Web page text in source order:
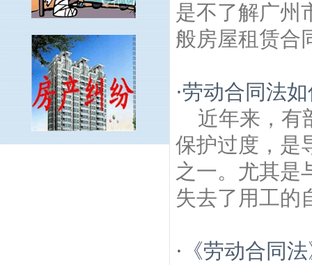
是不了解广州
般房屋租赁合
·劳动合同法
近年来，有
保护过度，是
之一。尤其是
失去了用工的
· 《劳动合同